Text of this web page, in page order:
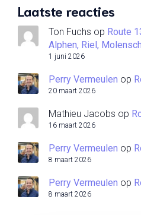
Laatste reacties
Ton Fuchs op Route
Alphen, Riel,
1 juni 2026
Perry Vermeulen op
20 maart 2026
Mathieu Jacobs op
16 maart 2026
Perry Vermeulen op
8 maart 2026
Perry Vermeulen op
8 maart 2026